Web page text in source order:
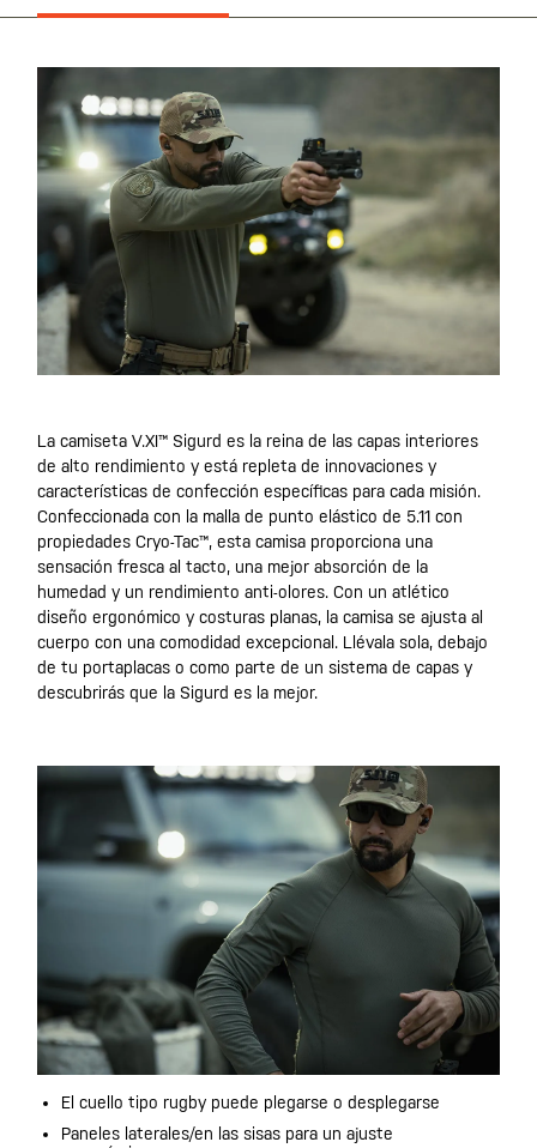
La camiseta V.XI™ Sigurd es la reina de las capas interiores
de alto rendimiento y está repleta de innovaciones y
características de confección específicas para cada misión.
Confeccionada con la malla de punto elástico de 5.11 con
propiedades Cryo-Tac™, esta camisa proporciona una
sensación fresca al tacto, una mejor absorción de la
humedad y un rendimiento anti-olores. Con un atlético
diseño ergonómico y costuras planas, la camisa se ajusta al
cuerpo con una comodidad excepcional. Llévala sola, debajo
de tu portaplacas o como parte de un sistema de capas y
descubrirás que la Sigurd es la mejor.
El cuello tipo rugby puede plegarse o desplegarse
Paneles laterales/en las sisas para un ajuste